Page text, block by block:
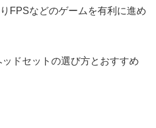
FPSなどのゲームを有利に進め
ドセットの選び方とおすすめ